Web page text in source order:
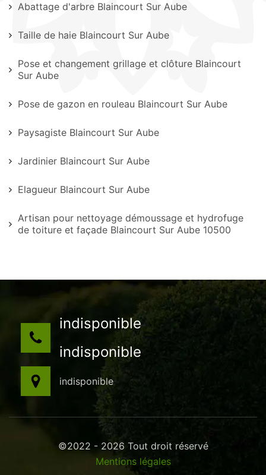
Abattage d'arbre Blaincourt Sur Aube
Taille de haie Blaincourt Sur Aube
Pose et changement grillage et clôture Blaincourt
Sur Aube
Pose de gazon en rouleau Blaincourt Sur Aube
Paysagiste Blaincourt Sur Aube
Jardinier Blaincourt Sur Aube
Elagueur Blaincourt Sur Aube
Artisan pour nettoyage démoussage et hydrofuge
de toiture et façade Blaincourt Sur Aube 10500
indisponible
indisponible
indisponible
©2022 - 2026 Tout droit réservé
Mentions légales